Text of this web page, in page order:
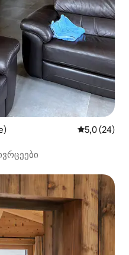
საშუალო
5,0 (24)